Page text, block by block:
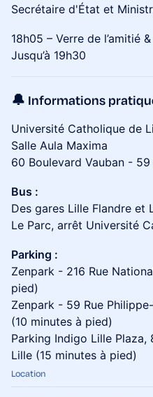
Secrétaire d'État et
18h05 – Verre de l’amitié
Jusqu’à 19h30
🔔 Informations
Université Catholique de
Salle Aula Maxima
60 Boulevard Vauban -
Bus :
Des gares Lille Flandre et
Le Parc, arrêt Université
Parking :
Zenpark - 216 Rue
pied)
Zenpark - 59 Rue
(10 minutes à pied)
Parking Indigo Lille
Lille (15 minutes à pied)
Location